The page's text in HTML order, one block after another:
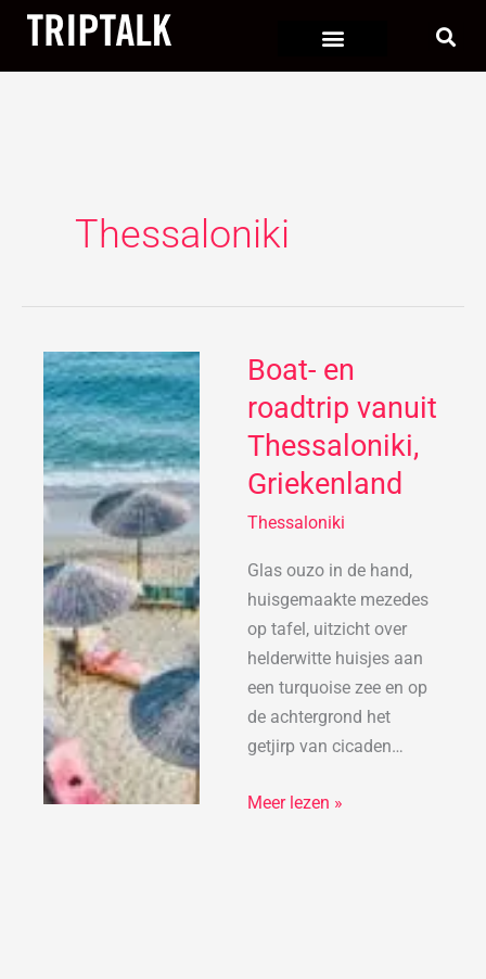
naar
de
Thessaloniki
Boat- en
roadtrip vanuit
Thessaloniki,
Griekenland
Thessaloniki
Glas ouzo in de hand,
huisgemaakte mezedes
op tafel, uitzicht over
helderwitte huisjes aan
een turquoise zee en op
de achtergrond het
getjirp van cicaden…
Boat-
roadtrip
vanuit
Thessaloniki,
Griekenland
Meer lezen »